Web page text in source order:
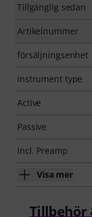
Tillgänglig sedan
Artikelnummer
försäljningsenhet
instrument type
Active
Passive
Incl. Preamp
Visa mer
Tillbehör